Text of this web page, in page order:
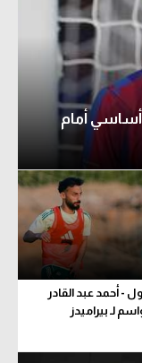
أساسي أمام
- أحمد عبد القادر